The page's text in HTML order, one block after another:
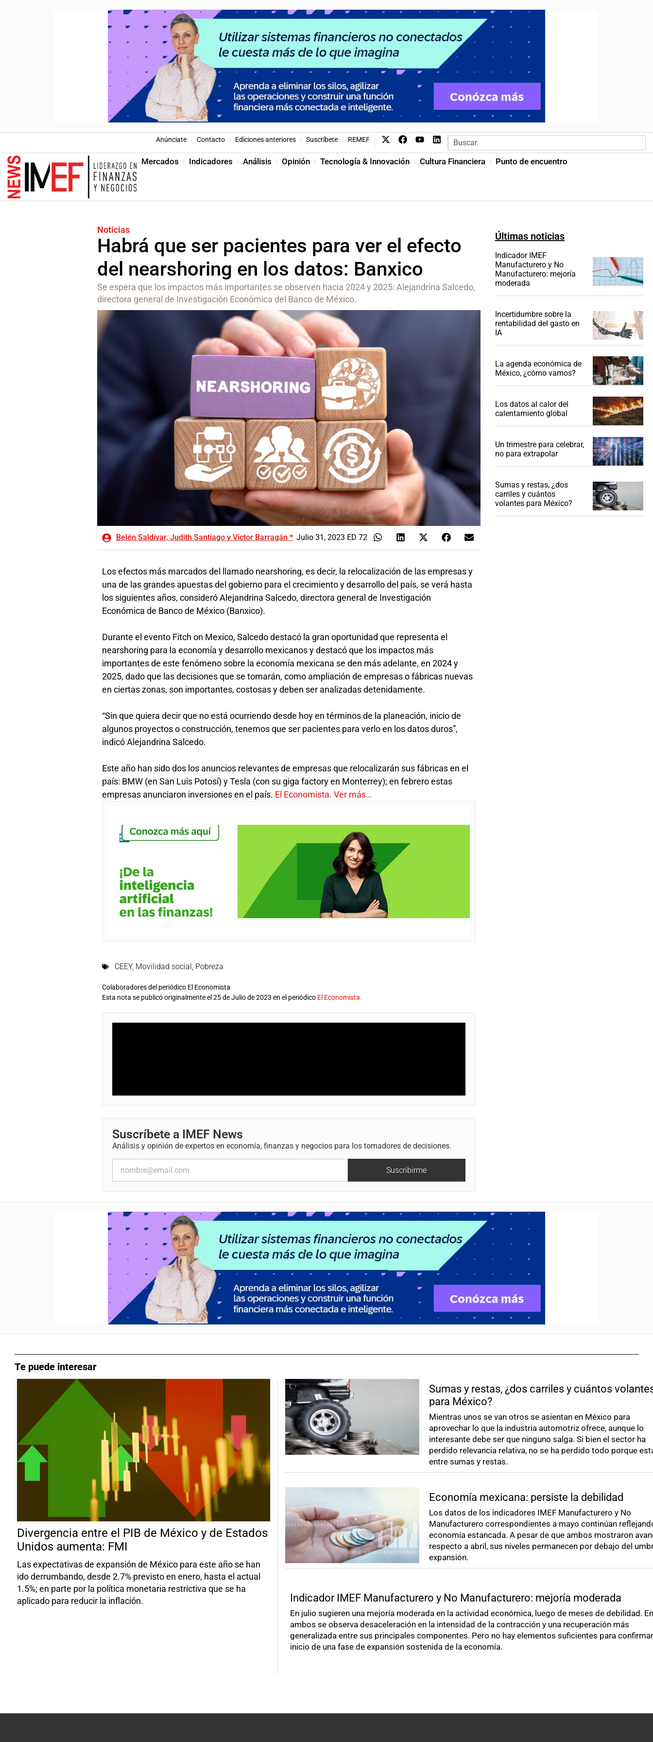
Anúnciate Contacto Ediciones anteriores Suscríbete REMEF
Mercados Indicadores Análisis Opinión Tecnología & Innovación Cultura Financiera Punto de encuentro
Noticias
Habrá que ser pacientes para ver el efecto
del nearshoring en los datos: Banxico
Se espera que los impactos más importantes se observen hacia 2024 y 2025: Alejandrina Salcedo,
directora general de Investigación Económica del Banco de México.
Belén Saldívar, Judith Santiago y Víctor Barragán * Julio 31, 2023 ED 72
Los efectos más marcados del llamado nearshoring, es decir, la relocalización de las empresas y
una de las grandes apuestas del gobierno para el crecimiento y desarrollo del país, se verá hasta
los siguientes años, consideró Alejandrina Salcedo, directora general de Investigación
Económica de Banco de México (Banxico).
Durante el evento Fitch on Mexico, Salcedo destacó la gran oportunidad que representa el
nearshoring para la economía y desarrollo mexicanos y destacó que los impactos más
importantes de este fenómeno sobre la economía mexicana se den más adelante, en 2024 y
2025, dado que las decisiones que se tomarán, como ampliación de empresas o fábricas nuevas
en ciertas zonas, son importantes, costosas y deben ser analizadas detenidamente.
“Sin que quiera decir que no está ocurriendo desde hoy en términos de la planeación, inicio de
algunos proyectos o construcción, tenemos que ser pacientes para verlo en los datos duros”,
indicó Alejandrina Salcedo.
Este año han sido dos los anuncios relevantes de empresas que relocalizarán sus fábricas en el
país: BMW (en San Luis Potosí) y Tesla (con su giga factory en Monterrey); en febrero estas
empresas anunciaron inversiones en el país. El Economista. Ver más…
CEEY, Movilidad social, Pobreza
Colaboradores del periódico El Economista
Esta nota se publicó originalmente el 25 de Julio de 2023 en el periódico El Economista.
Suscríbete a IMEF News
Análisis y opinión de expertos en economía, finanzas y negocios para los tomadores de decisiones.
Suscribirme
Últimas noticias
Indicador IMEF
Manufacturero y No
Manufacturero: mejoría
moderada
Incertidumbre sobre la
rentabilidad del gasto en
IA
La agenda económica de
México, ¿cómo vamos?
Los datos al calor del
calentamiento global
Un trimestre para celebrar,
no para extrapolar
Sumas y restas, ¿dos
carriles y cuántos
volantes para México?
Te puede interesar
Divergencia entre el PIB de México y de Estados
Unidos aumenta: FMI
Las expectativas de expansión de México para este año se han
ido derrumbando, desde 2.7% previsto en enero, hasta el actual
1.5%; en parte por la política monetaria restrictiva que se ha
aplicado para reducir la inflación.
Sumas y restas, ¿dos carriles y cuántos
para México?
Mientras unos se van otros se asientan en México para
aprovechar lo que la industria automotriz ofrece, aunque lo
interesante debe ser que ninguno salga. Si bien el sector ha
perdido relevancia relativa, no se ha perdido todo porque
entre sumas y restas.
Economía mexicana: persiste la debilidad
Los datos de los indicadores IMEF Manufacturero y No
Manufacturero correspondientes a mayo continúan
economía estancada. A pesar de que ambos mostraron
respecto a abril, sus niveles permanecen por debajo del
expansión.
Indicador IMEF Manufacturero y No Manufacturero: mejoría moderada
En julio sugieren una mejoría moderada en la actividad económica, luego de meses de debilidad. En
ambos se observa desaceleración en la intensidad de la contracción y una recuperación más
generalizada entre sus principales componentes. Pero no hay elementos suficientes para
inicio de una fase de expansión sostenida de la economía.